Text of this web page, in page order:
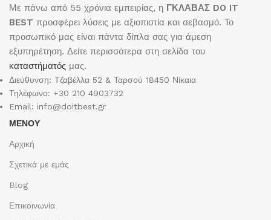
Με πάνω από 55 χρόνια εμπειρίας, η ΓΚΛΑΒΑΣ DO IT
BEST προσφέρει λύσεις με αξιοπιστία και σεβασμό. Το
προσωπικό μας είναι πάντα δίπλα σας για άμεση
εξυπηρέτηση. Δείτε περισσότερα στη σελίδα του
καταστήματός μας.
Διεύθυνση: Τζαβέλλα 52 & Ταρσού 18450 Νίκαια
Τηλέφωνο: +30 210 4903732
Email: info@doitbest.gr
ΜΕΝΟΥ
Αρχική
Σχετικά με εμάς
Blog
Επικοινωνία